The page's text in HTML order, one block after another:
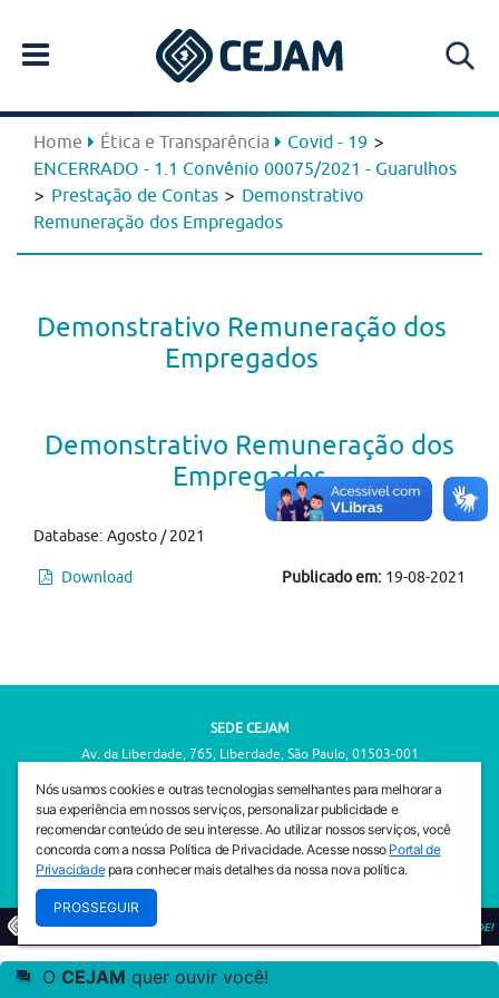
Home Ética e Transparência Covid - 19 >
ENCERRADO - 1.1 Convênio 00075/2021 - Guarulhos
> Prestação de Contas > Demonstrativo
Remuneração dos Empregados
Demonstrativo Remuneração dos
Empregados
Demonstrativo Remuneração dos
Empregados
Database: Agosto / 2021
Download Publicado em: 19-08-2021
SEDE CEJAM
Av. da Liberdade, 765, Liberdade, São Paulo, 01503-001
INSTITUTO CEJAM
Av. da Liberdade, 765, Liberdade, São Paulo, 01503-001
(11) 3469 - 1818
© 2026 PREVENIR É VIVER COM QUALIDADE!
Nós usamos cookies e outras tecnologias semelhantes para melhorar a
sua experiência em nossos serviços, personalizar publicidade e
recomendar conteúdo de seu interesse. Ao utilizar nossos serviços, você
concorda com a nossa Política de Privacidade. Acesse nosso Portal de
Privacidadepara conhecer mais detalhes da nossa nova política.
PROSSEGUIR
O CEJAM quer ouvir você!